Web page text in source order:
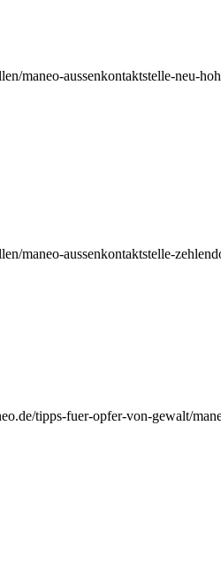
maneo-aussenkontaktstelle-neu-
maneo-aussenkontaktstelle-
tipps-fuer-opfer-von-gewalt/